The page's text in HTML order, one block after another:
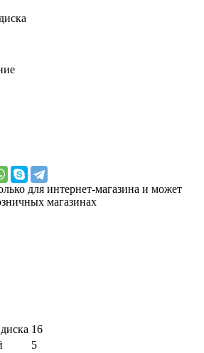
для интернет-магазина и может
магазинах
16
5